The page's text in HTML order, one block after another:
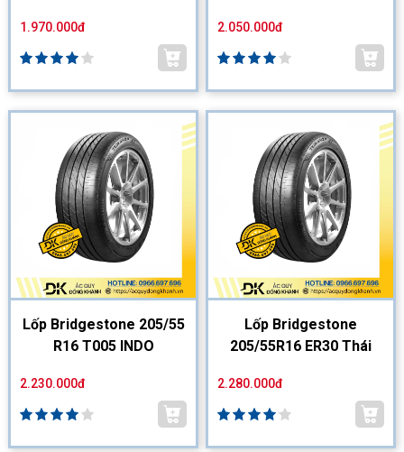
1.970.000đ 2.050.000đ
Lốp Bridgestone 205/55
R16 T005 INDO
2.230.000đ
Lốp Bridgestone
205/55R16 ER30 Thái
2.280.000đ